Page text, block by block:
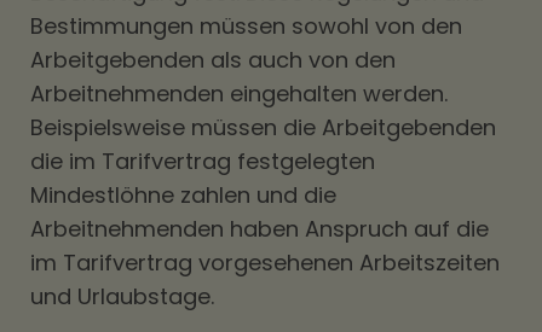
Bestimmungen müssen sowohl von den
Arbeitgebenden als auch von den
Arbeitnehmenden eingehalten werden.
Beispielsweise müssen die Arbeitgebenden
die im Tarifvertrag festgelegten
Mindestlöhne zahlen und die
Arbeitnehmenden haben Anspruch auf die
im Tarifvertrag vorgesehenen Arbeitszeiten
und Urlaubstage.